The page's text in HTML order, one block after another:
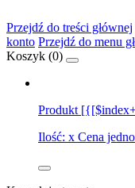
Przejdź do treści głównej
konto Przejdź do menu
Koszyk (0)
Produkt
Ilość: x Cena